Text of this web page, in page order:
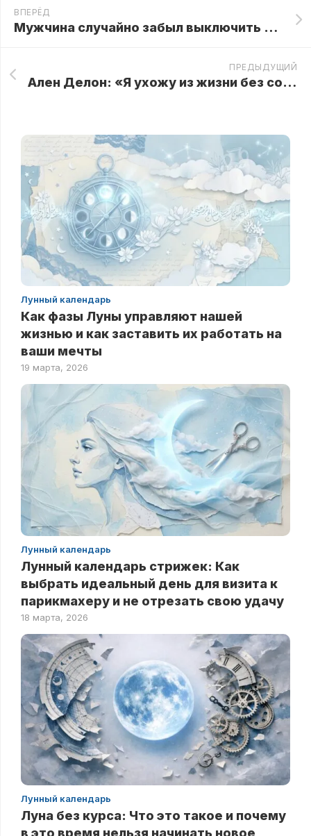
ВПЕРЁД
Мужчина случайно забыл выключить запись и узнал о том, как врачи его оскорбляли!
ПРЕДЫДУЩИЙ
Ален Делон: «Я ухожу из жизни без сожаления…»
Лунный календарь
Как фазы Луны управляют нашей
жизнью и как заставить их работать на
ваши мечты
19 марта, 2026
Лунный календарь
Лунный календарь стрижек: Как
выбрать идеальный день для визита к
парикмахеру и не отрезать свою удачу
18 марта, 2026
Лунный календарь
Луна без курса: Что это такое и почему